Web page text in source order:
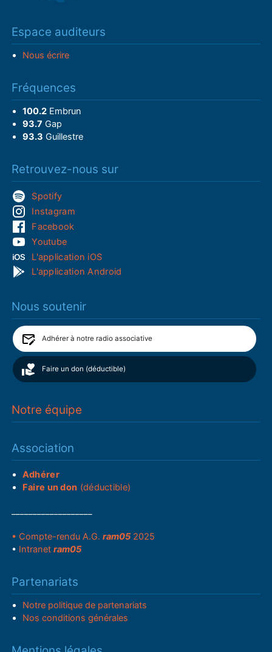
Espace auditeurs
Nous écrire
Fréquences
100.2Embrun
93.7 Gap
93.3 Guillestre
Retrouvez-nous sur
Spotify
Instagram
Facebook
Youtube
L'application iOS
L'application Android
Nous soutenir
Adhérer à notre radio associative
Faire un don (déductible)
Notre équipe
Association
Adhérer
Faire un don (déductible)
• Compte-rendu A.G.ram05 2025
• Intranetram05
Partenariats
Notre politique de partenariats
Nos conditions générales